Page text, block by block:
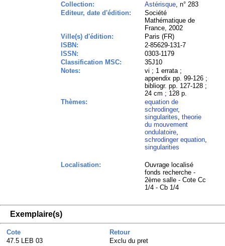
Collection:
Astérisque, n° 283
Editeur, date d'édition:
Société
Mathématique de
France, 2002
Ville(s) d'édition:
Paris (FR)
ISBN:
2-85629-131-7
ISSN:
0303-1179
Classification MSC:
35J10
Notes:
vi ; 1 errata ;
appendix pp. 99-126 ;
bibliogr. pp. 127-128 ;
24 cm ; 128 p.
Thèmes:
equation de
schrodinger,
singularites,theorie
du mouvement
ondulatoire,
schrodinger equation,
singularities
Localisation:
Ouvrage localisé
fonds recherche -
2ème salle - Cote Cc
1/4 - Cb 1/4
Exemplaire(s)
Cote
Retour
47.5 LEB 03
Exclu du pret